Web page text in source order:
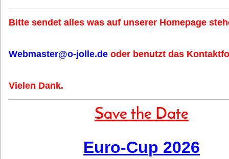
Bitte sendet alles was auf unserer Homepage
Webmaster@o-jolle.de oder benutzt das
Vielen Dank.
Save the Date
Euro-Cup 2026